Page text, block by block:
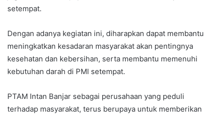
setempat.
Dengan adanya kegiatan ini, diharapkan dapat membantu
meningkatkan kesadaran masyarakat akan pentingnya
kesehatan dan kebersihan, serta membantu memenuhi
kebutuhan darah di PMI setempat.
PTAM Intan Banjar sebagai perusahaan yang peduli
terhadap masyarakat, terus berupaya untuk memberikan